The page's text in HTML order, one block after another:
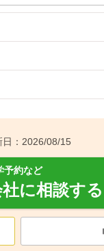
日：2026/08/15
予約など
に相談する